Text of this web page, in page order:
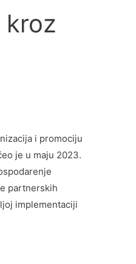
kroz
i promociju
je u maju 2023.
partnerskih
implementaciji